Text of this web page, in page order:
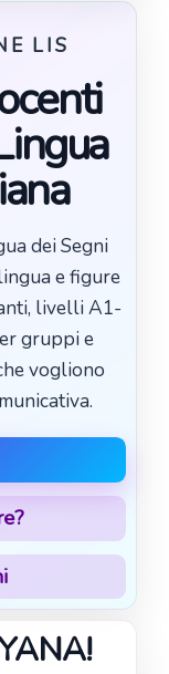
LIS
dei Segni
e figure
livelli A1-
gruppi e
vogliono